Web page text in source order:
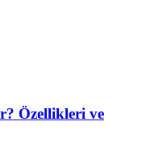
Özellikleri ve